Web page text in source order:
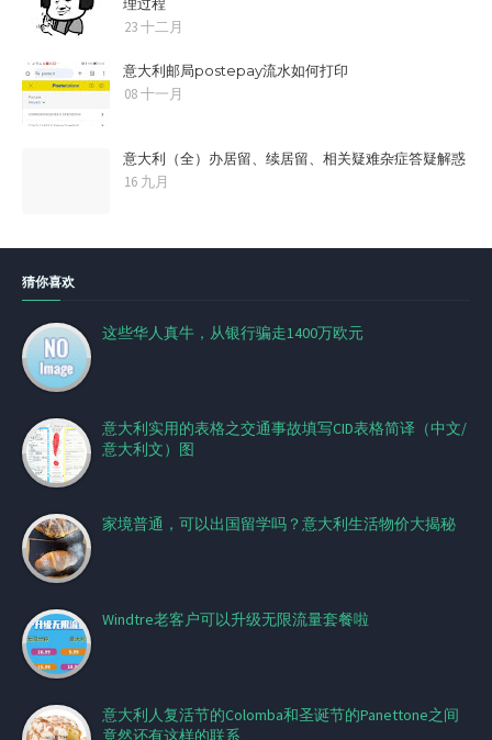
23 十二月
意大利邮局postepay流水如何打印
08 十一月
意大利（全）办居留、续居留、相关疑难杂症答疑解惑
16 九月
猜你喜欢
这些华人真牛，从银行骗走1400万欧元
意大利实用的表格之交通事故填写CID表格简译（中文/
意大利文）图
家境普通，可以出国留学吗？意大利生活物价大揭秘
Windtre老客户可以升级无限流量套餐啦
意大利人复活节的Colomba和圣诞节的Panettone之间
竟然还有这样的联系